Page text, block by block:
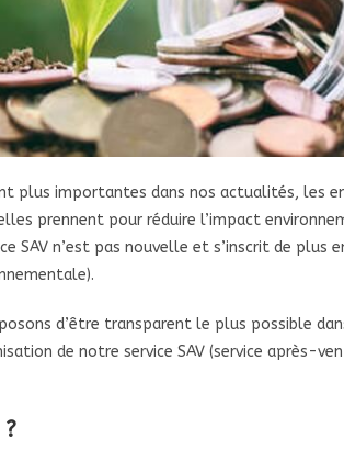
plus importantes dans nos actualités, les
prennent pour réduire l’impact
SAV n’est pas nouvelle et s’inscrit de plus
d’être transparent le plus possible
de notre service SAV (service après-